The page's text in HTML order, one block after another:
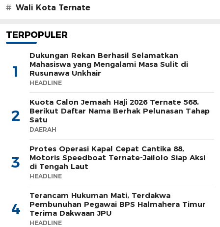
# Wali Kota Ternate
TERPOPULER
1
Dukungan Rekan Berhasil Selamatkan
Mahasiswa yang Mengalami Masa Sulit di
Rusunawa Unkhair
HEADLINE
2
Kuota Calon Jemaah Haji 2026 Ternate 568,
Berikut Daftar Nama Berhak Pelunasan Tahap
Satu
DAERAH
3
Protes Operasi Kapal Cepat Cantika 88,
Motoris Speedboat Ternate-Jailolo Siap Aksi
di Tengah Laut
HEADLINE
4
Terancam Hukuman Mati, Terdakwa
Pembunuhan Pegawai BPS Halmahera Timur
Terima Dakwaan JPU
HEADLINE